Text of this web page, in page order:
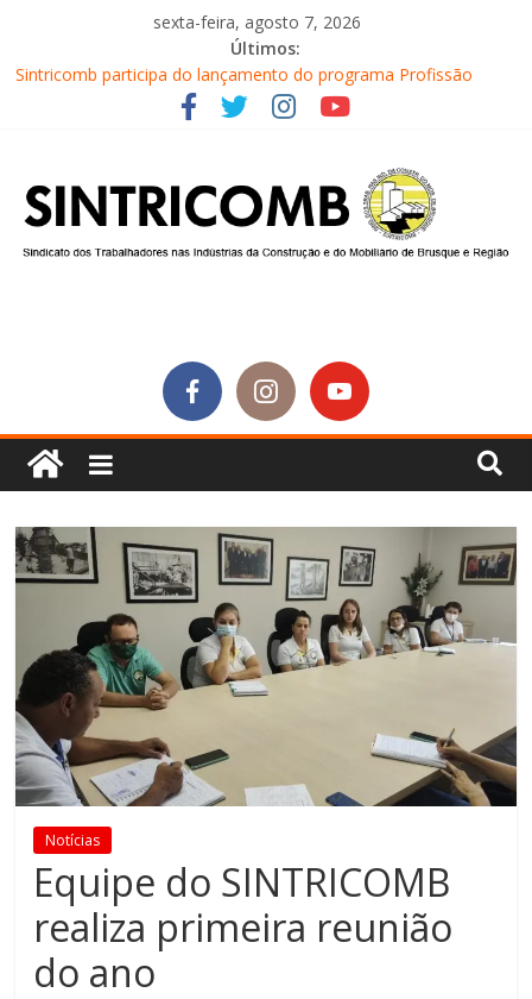
sexta-feira, agosto 7, 2026
Últimos:
Sintricomb participa do lançamento do programa Profissão
Construir em Brusque
Equipe do SINTRICOMB realiza mais uma edição do Café na
Conselho Fiscal do SINTRICOMB realiza avaliação das contas do
sindicato
Diretores do SINTRICOMB são eleitos para a direção da Nova
Central Sindical de SC
Notícias
Equipe do SINTRICOMB
realiza primeira reunião
do ano